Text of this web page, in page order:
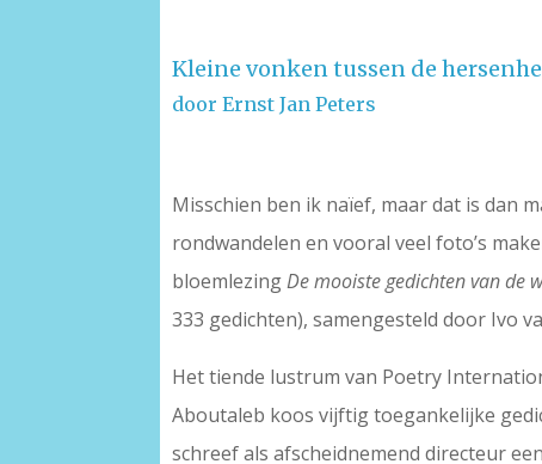
Kleine vonken tussen de
door Ernst Jan Peters
Misschien ben ik naïef, maar dat is dan
rondwandelen en vooral veel foto’s
bloemlezingDe mooiste gedichten van de
333 gedichten), samengesteld door Ivo
Het tiende lustrum van Poetry
Aboutaleb koos vijftig toegankelijke
schreef als afscheidnemend directeur